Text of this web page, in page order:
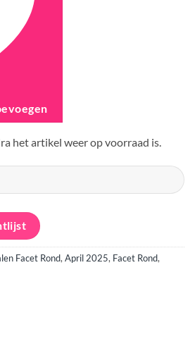
het artikel weer op voorraad is.
Facet Rond,April 2025, Facet Rond,